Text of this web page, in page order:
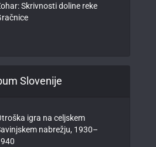
Skrivnosti doline reke
Slovenije
igra na celjskem
nabrežju, 1930–